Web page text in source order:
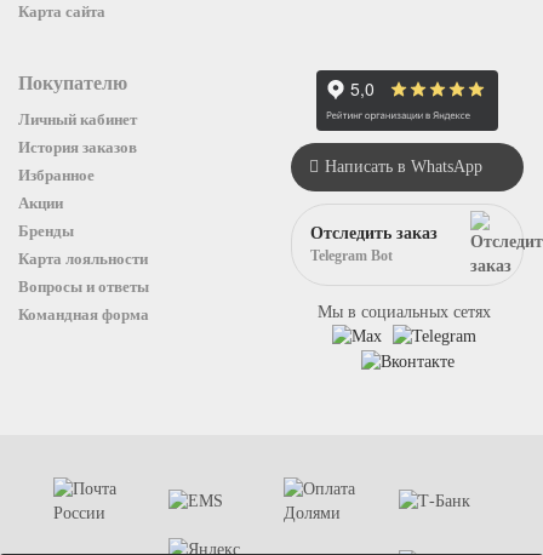
Карта сайта
Покупателю
Личный кабинет
История заказов
Избранное
Акции
Бренды
Карта лояльности
Вопросы и ответы
Командная форма
Написать в WhatsApp
Отследить заказ
Telegram Bot
Мы в социальных сетях